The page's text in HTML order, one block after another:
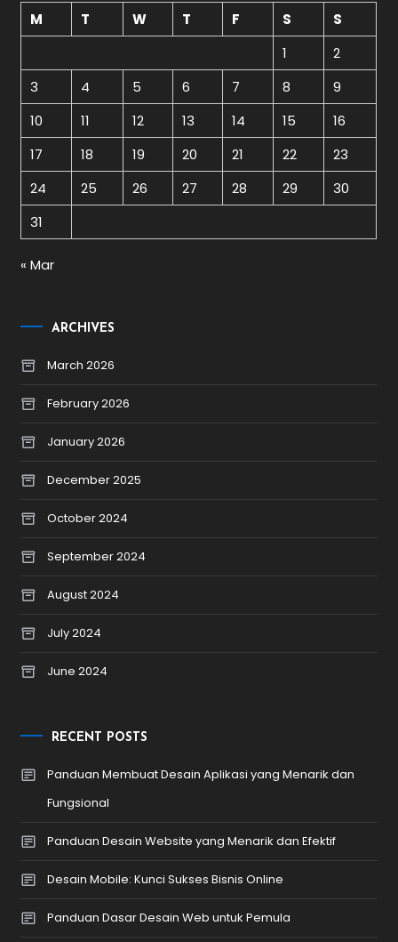
M
T W T F S
S
1
2
3
4 5 6 7 8
9
10
11 12 13 14 15
16
17
18 19 20 21 22
23
24
25 26 27 28 29
30
31
« Mar
ARCHIVES
March 2026
February 2026
January 2026
December 2025
October 2024
September 2024
August 2024
July 2024
June 2024
RECENT POSTS
Panduan Membuat Desain Aplikasi yang Menarik dan
Fungsional
Panduan Desain Website yang Menarik dan Efektif
Desain Mobile: Kunci Sukses Bisnis Online
Panduan Dasar Desain Web untuk Pemula